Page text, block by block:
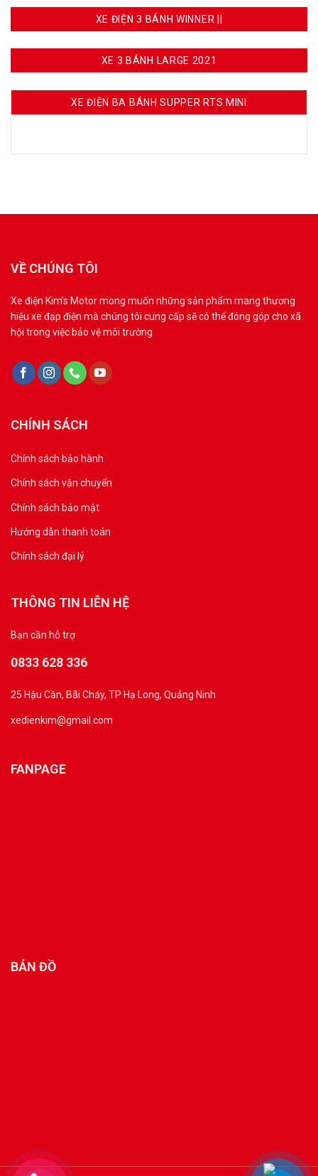
XE ĐIỆN 3 BÁNH WINNER ||
XE 3 BÁNH LARGE 2021
XE ĐIỆN BA BÁNH SUPPER RTS MINI
VỀ CHÚNG TÔI
Xe điện Kim’s Motor mong muốn những sản phẩm mang thương
hiệu xe đạp điện mà chúng tôi cung cấp sẽ có thể đóng góp cho xã
hội trong việc bảo vệ môi trường
CHÍNH SÁCH
Chính sách bảo hành
Chính sách vận chuyển
Chính sách bảo mật
Hướng dẫn thanh toán
Chính sách đại lý
THÔNG TIN LIÊN HỆ
Bạn cần hỗ trợ
0833 628 336
25 Hậu Cần, Bãi Cháy, TP Hạ Long, Quảng Ninh
xedienkim@gmail.com
FANPAGE
BẢN ĐỒ